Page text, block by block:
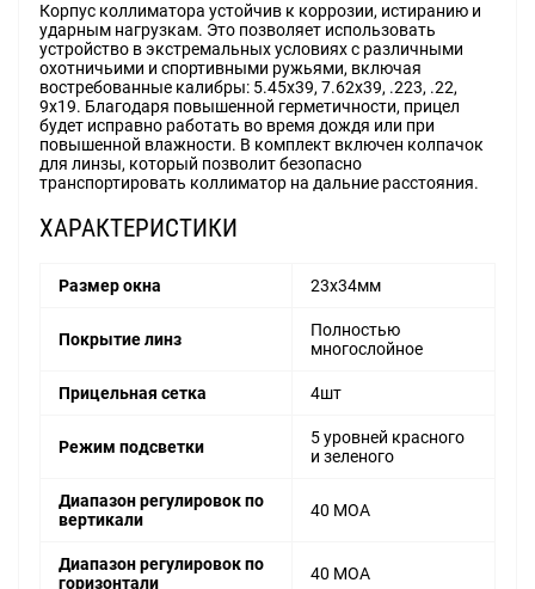
Корпус коллиматора устойчив к коррозии, истиранию и
ударным нагрузкам. Это позволяет использовать
устройство в экстремальных условиях с различными
охотничьими и спортивными ружьями, включая
востребованные калибры: 5.45х39, 7.62х39, .223, .22,
9х19. Благодаря повышенной герметичности, прицел
будет исправно работать во время дождя или при
повышенной влажности. В комплект включен колпачок
для линзы, который позволит безопасно
транспортировать коллиматор на дальние расстояния.
ХАРАКТЕРИСТИКИ
Размер окна 23x34мм
Покрытие линз
Полностью
многослойное
Прицельная сетка 4шт
Режим подсветки
5 уровней красного
и зеленого
Диапазон регулировок по
вертикали
40 MOA
Диапазон регулировок по
горизонтали
40 MOA